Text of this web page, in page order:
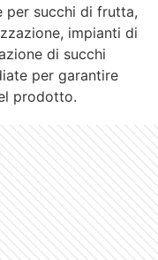
per succhi di frutta,
impianti di
di succhi
per garantire
prodotto.